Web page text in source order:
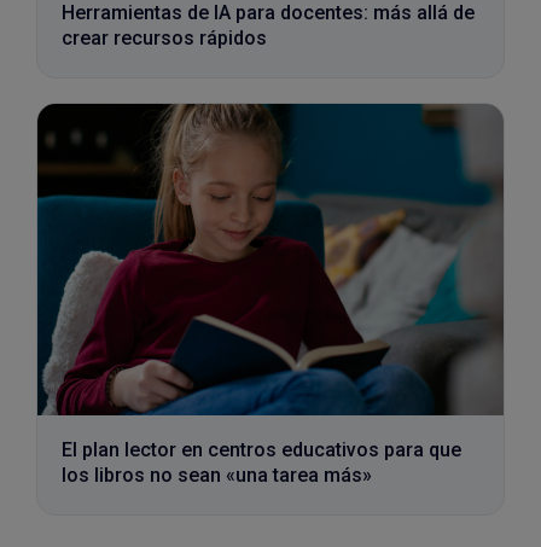
Herramientas de IA para docentes: más allá de
crear recursos rápidos
El plan lector en centros educativos para que
los libros no sean «una tarea más»